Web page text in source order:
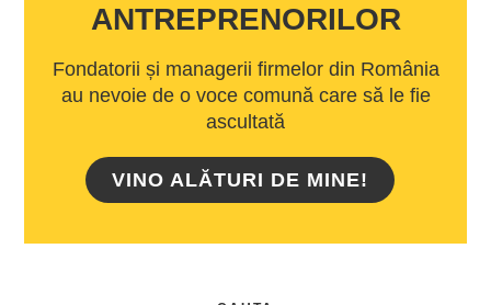
ANTREPRENORILOR
Fondatorii și managerii firmelor din România
au nevoie de o voce comună care să le fie
ascultată
VINO ALĂTURI DE MINE!